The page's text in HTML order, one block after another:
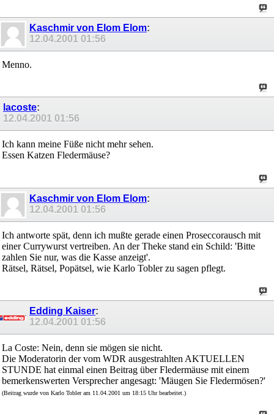
Kaschmir von Elom Elom:
12.04.2001 01:56
Menno.
lacoste:
12.04.2001 01:56
Ich kann meine Füße nicht mehr sehen.
Essen Katzen Fledermäuse?
Kaschmir von Elom Elom:
12.04.2001 01:56
Ich antworte spät, denn ich mußte gerade einen Proseccorausch mit
einer Currywurst vertreiben. An der Theke stand ein Schild: 'Bitte
zahlen Sie nur, was die Kasse anzeigt'.
Rätsel, Rätsel, Popätsel, wie Karlo Tobler zu sagen pflegt.
Edding Kaiser:
12.04.2001 01:56
La Coste: Nein, denn sie mögen sie nicht.
Die Moderatorin der vom WDR ausgestrahlten AKTUELLEN
STUNDE hat einmal einen Beitrag über Fledermäuse mit einem
bemerkenswerten Versprecher angesagt: 'Mäugen Sie Fledermösen?'
(Beitrag wurde von Karlo Tobler am 11.04.2001 um 18:15 Uhr bearbeitet.)